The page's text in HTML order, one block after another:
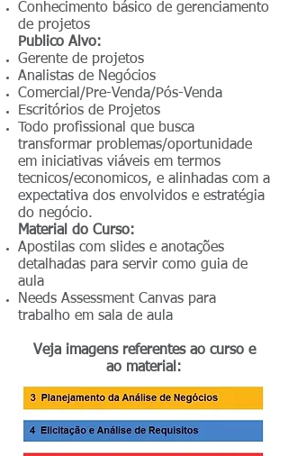
Conhecimento básico de gerenciamento
de projetos
Publico Alvo:
Gerente de projetos
Analistas de Negócios
Comercial/Pre-Venda/Pós-Venda
Escritórios de Projetos
Todo profissional que busca
transformar problemas/oportunidade
em iniciativas viáveis em termos
tecnicos/economicos, e alinhadas com a
expectativa dos envolvidos e estratégia
do negócio.
Material do Curso:
Apostilas com slides e anotações
detalhadas para servir como guia de
aula
Needs Assessment Canvas para
trabalho em sala de aula
Veja imagens referentes ao curso e
ao material: